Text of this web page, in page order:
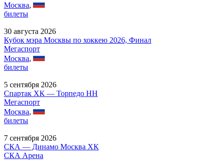
Москва,
билеты
30 августа 2026
Кубок мэра Москвы по хоккею 2026, Финал
Мегаспорт
Москва,
билеты
5 сентября 2026
Спартак ХК — Торпедо НН
Мегаспорт
Москва,
билеты
7 сентября 2026
СКА — Динамо Москва ХК
СКА Арена